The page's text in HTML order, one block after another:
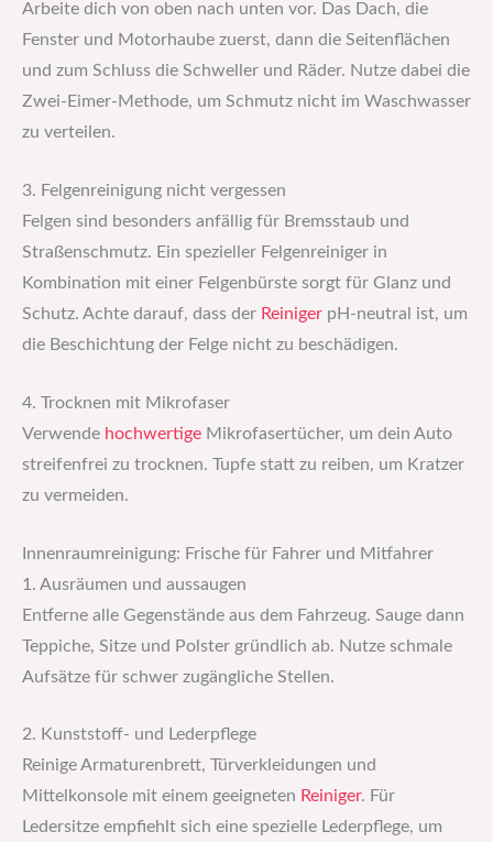
Arbeite dich von oben nach unten vor. Das Dach, die
Fenster und Motorhaube zuerst, dann die Seitenflächen
und zum Schluss die Schweller und Räder. Nutze dabei die
Zwei-Eimer-Methode, um Schmutz nicht im Waschwasser
zu verteilen.
3. Felgenreinigung nicht vergessen
Felgen sind besonders anfällig für Bremsstaub und
Straßenschmutz. Ein spezieller Felgenreiniger in
Kombination mit einer Felgenbürste sorgt für Glanz und
Schutz. Achte darauf, dass der Reiniger pH-neutral ist, um
die Beschichtung der Felge nicht zu beschädigen.
4. Trocknen mit Mikrofaser
Verwende hochwertige Mikrofasertücher, um dein Auto
streifenfrei zu trocknen. Tupfe statt zu reiben, um Kratzer
zu vermeiden.
Innenraumreinigung: Frische für Fahrer und Mitfahrer
1. Ausräumen und aussaugen
Entferne alle Gegenstände aus dem Fahrzeug. Sauge dann
Teppiche, Sitze und Polster gründlich ab. Nutze schmale
Aufsätze für schwer zugängliche Stellen.
2. Kunststoff- und Lederpflege
Reinige Armaturenbrett, Türverkleidungen und
Mittelkonsole mit einem geeigneten Reiniger. Für
Ledersitze empfiehlt sich eine spezielle Lederpflege, um